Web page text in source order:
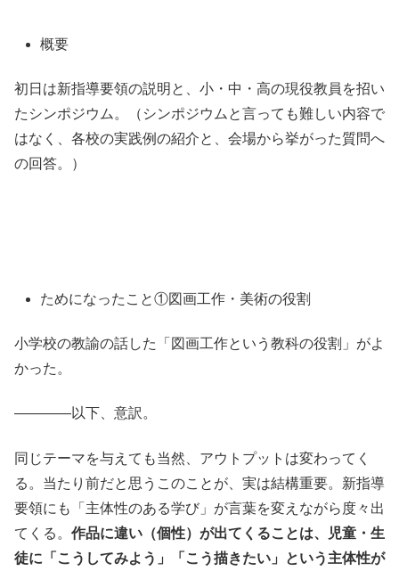
概要
初日は新指導要領の説明と、小・中・高の現役教員を招い
たシンポジウム。（シンポジウムと言っても難しい内容で
はなく、各校の実践例の紹介と、会場から挙がった質問へ
の回答。）
ためになったこと①図画工作・美術の役割
小学校の教諭の話した「図画工作という教科の役割」がよ
かった。
————以下、意訳。
同じテーマを与えても当然、アウトプットは変わってく
る。当たり前だと思うこのことが、実は結構重要。新指導
要領にも「主体性のある学び」が言葉を変えながら度々出
てくる。 作品に違い（個性）が出てくることは、児童・生
徒に「こうしてみよう」「こう描きたい」という主体性が